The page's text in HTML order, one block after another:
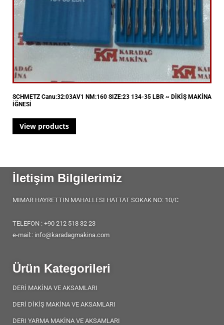
SCHMETZ Canu:32:03AV1 NM:160 SIZE:23 134-35 LBR ~ DİKİŞ MAKİNA
İĞNESİ
View products
İletişim Bilgilerimiz
MIMAR HAYRETTIN MAHALLESI HATTAT SOKAK NO: 10/C
TELEFON : +90 212 518 32 23
e-mail:: info@karadagmakina.com
Ürün Kategorileri
DERİ MAKİNA VE AKSAMLARI
DERİ DİKİŞ MAKİNA VE AKSAMLARI
DERI YARMA MAKİNA VE AKSAMLARI